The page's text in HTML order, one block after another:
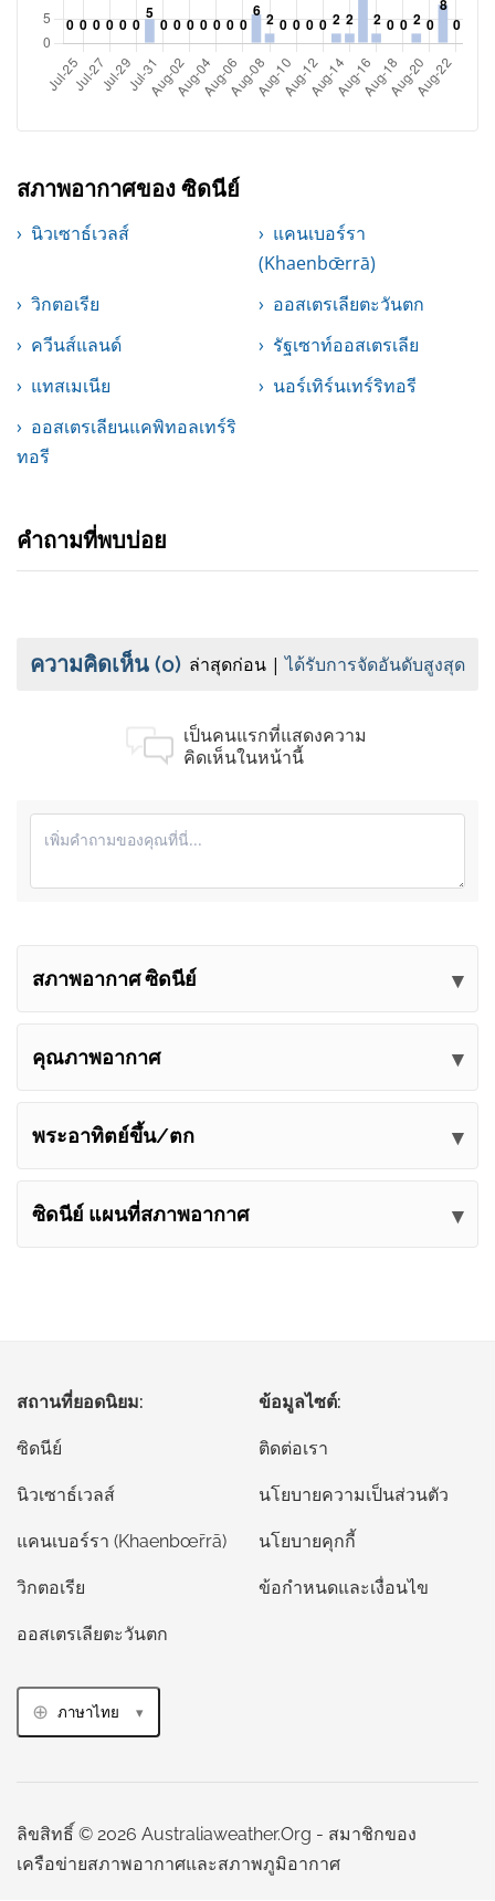
สภาพอากาศของ ซิดนีย์
นิวเซาธ์เวลส์
แคนเบอร์รา
(Khaenbœ̄rrā)
วิกตอเรีย
ออสเตรเลียตะวันตก
ควีนส์แลนด์
รัฐเซาท์ออสเตรเลีย
แทสเมเนีย
นอร์เทิร์นเทร์ริทอรี
ออสเตรเลียนแคพิทอลเทร์ริ
ทอรี
คำถามที่พบบ่อย
ความคิดเห็น (0) ล่าสุดก่อน ได้รับการจัดอันดับสูงสุด
เป็นคนแรกที่แสดงความ
คิดเห็นในหน้านี้
สภาพอากาศ ซิดนีย์
คุณภาพอากาศ
พระอาทิตย์ขึ้น/ตก
ซิดนีย์ แผนที่สภาพอากาศ
สถานที่ยอดนิยม:
ซิดนีย์
นิวเซาธ์เวลส์
แคนเบอร์รา (Khaenbœ̄rrā)
วิกตอเรีย
ออสเตรเลียตะวันตก
ข้อมูลไซต์:
ติดต่อเรา
นโยบายความเป็นส่วนตัว
นโยบายคุกกี้
ข้อกำหนดและเงื่อนไข
ภาษาไทย
ลิขสิทธิ์ © 2026 Australiaweather.Org - สมาชิกของ
เครือข่ายสภาพอากาศและสภาพภูมิอากาศ